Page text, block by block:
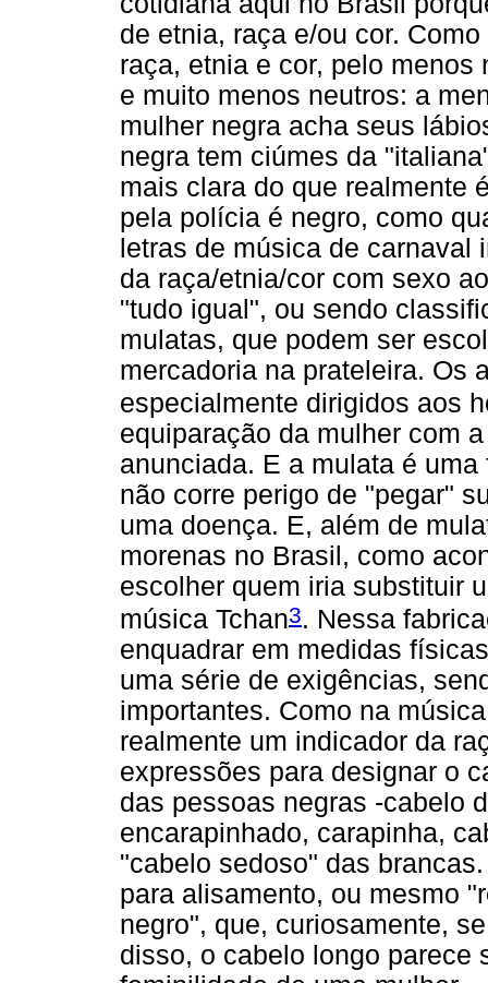
de etnia, raça e/ou cor.
raça, etnia e cor, pelo
e muito menos neutros: a
mulher negra acha seus
negra tem ciúmes da
mais clara do que realmente
pela polícia é negro, como
letras de música de carnaval
da raça/etnia/cor com sexo
"tudo igual", ou sendo
mulatas, que podem ser
mercadoria na prateleira. Os
especialmente dirigidos aos
equiparação da mulher com
anunciada. E a mulata é
não corre perigo de "pegar"
uma doença. E, além de
morenas no Brasil, como
escolher quem iria substituir
música Tchan3. Nessa
enquadrar em medidas
uma série de exigências,
importantes. Como na
realmente um indicador da
expressões para designar o
das pessoas negras -cabelo
encarapinhado, carapinha,
"cabelo sedoso" das
para alisamento, ou mesmo
negro", que, curiosamente,
disso, o cabelo longo parece